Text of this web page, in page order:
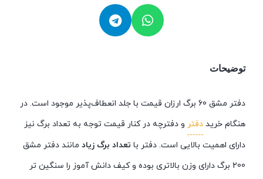
توضیحات
دفتر مشق 60 برگ ارزان قیمت با جلد انعطاف‌پذیر موجود است. در
هنگام خرید دفتر و دفترچه در کنار قیمت توجه به تعداد برگ نیز
دارای اهمیت بالایی است. دفتر با تعداد برگ زیاد مانند دفتر مشق
200 برگ دارای وزن بالاتری بوده و کیف دانش آموز را سنگین تر